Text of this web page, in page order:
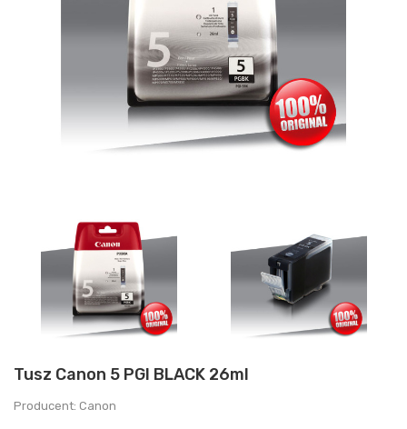
Tusz Canon 5 PGI BLACK 26ml
Producent: Canon